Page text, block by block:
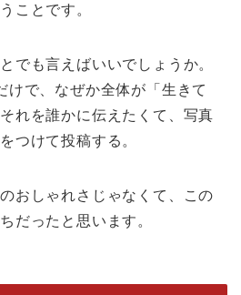
ことです。
でも言えばいいでしょうか。
けで、なぜか全体が「生きて
れを誰かに伝えたくて、写真
つけて投稿する。
おしゃれさじゃなくて、この
だったと思います。